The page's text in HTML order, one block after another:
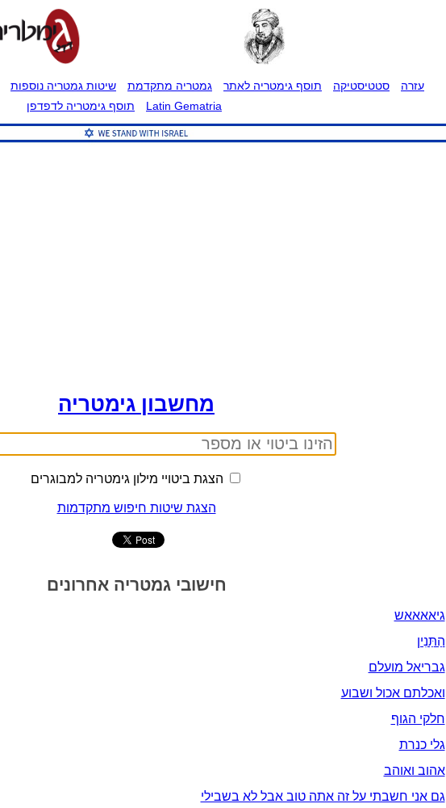
עזרה סטטיסטיקה תוסף גימטריה לאתר גמטריה מתקדמת שיטות גמטריה נוספות
Latin Gematria
תוסף גימטריה לדפדפן
מחשבון גימטריה
הצגת ביטויי מילון גימטריה למבוגרים
הצגת שיטות חיפוש מתקדמות
חישובי גמטריה אחרונים
גיאאאאש
הַתַּנִין
גבריאל מועלם
ואכלתם אכול ושבוע
חלקי הגוף
גלי כנרת
אהוב ואוהב
גם אני חשבתי על זה אתה טוב אבל לא בשבילי